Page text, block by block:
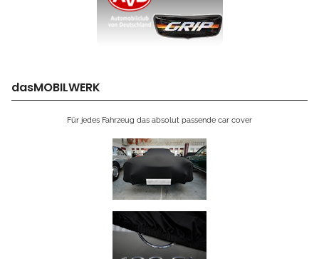
dasMOBILWERK
Für jedes Fahrzeug das absolut passende car cover